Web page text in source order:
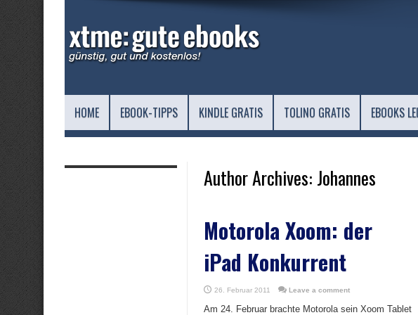
HOME EBOOK-TIPPS KINDLE GRATIS TOLINO GRATIS EBOOKS
Author Archives: Johannes
Motorola Xoom: der
iPad Konkurrent
26. Februar 2011 Leave a comment
Am 24. Februar brachte Motorola sein Xoom Tablet